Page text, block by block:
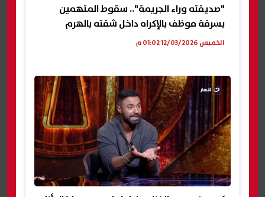
"صديقته وراء الجريمة".. سقوط المتهمين
بسرقة موظف بالإكراه داخل شقته بالهرم
الخميس 12/03/2026 01:02 م